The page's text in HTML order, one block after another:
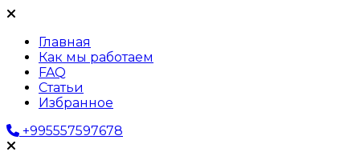
Главная
Как мы работаем
FAQ
Статьи
Избранное
+995557597678